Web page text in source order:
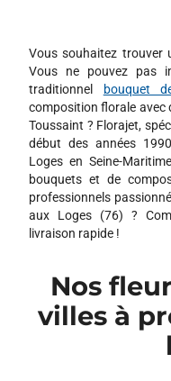
Vous souhaitez trouver
Vous ne pouvez pas
traditionnel
bouquet
composition florale avec
Toussaint ? Florajet,
début des années
Loges en Seine-
bouquets et de
professionnels
aux Loges (76) ?
livraison rapide !
Nos
villes à